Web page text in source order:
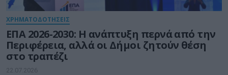
ΧΡΗΜΑΤΟΔΟΤΗΣΕΙΣ
ΕΠΑ 2026-2030: Η ανάπτυξη περνά από την
Περιφέρεια, αλλά οι Δήμοι ζητούν θέση
στο τραπέζι
22.07.2026